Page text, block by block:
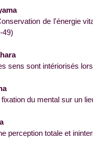
de l'énergie vitale
49)
sont intériorisés
du mental sur un lieu
totale et